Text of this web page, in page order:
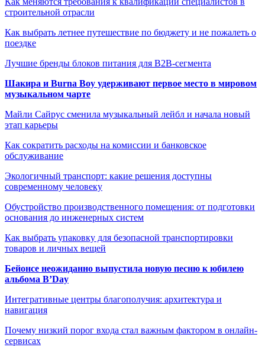
строительной отрасли
Как выбрать летнее путешествие по бюджету и не пожалеть о
поездке
Лучшие бренды блоков питания для B2B-сегмента
Шакира и Burna Boy удерживают первое место в мировом
музыкальном чарте
Майли Сайрус сменила музыкальный лейбл и начала новый
этап карьеры
Как сократить расходы на комиссии и банковское
обслуживание
Экологичный транспорт: какие решения доступны
современному человеку
Обустройство производственного помещения: от подготовки
основания до инженерных систем
Как выбрать упаковку для безопасной транспортировки
товаров и личных вещей
Бейонсе неожиданно выпустила новую песню к юбилею
альбома B’Day
Интегративные центры благополучия: архитектура и
навигация
Почему низкий порог входа стал важным фактором в онлайн-
сервисах